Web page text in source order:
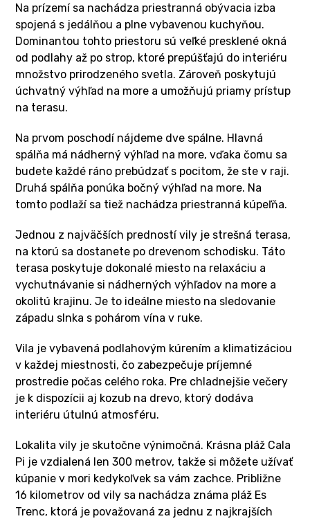
Na prízemí sa nachádza priestranná obývacia izba
spojená s jedálňou a plne vybavenou kuchyňou.
Dominantou tohto priestoru sú veľké presklené okná
od podlahy až po strop, ktoré prepúšťajú do interiéru
množstvo prirodzeného svetla. Zároveň poskytujú
úchvatný výhľad na more a umožňujú priamy prístup
na terasu.
Na prvom poschodí nájdeme dve spálne. Hlavná
spálňa má nádherný výhľad na more, vďaka čomu sa
budete každé ráno prebúdzať s pocitom, že ste v raji.
Druhá spálňa ponúka bočný výhľad na more. Na
tomto podlaží sa tiež nachádza priestranná kúpeľňa.
Jednou z najväčších predností vily je strešná terasa,
na ktorú sa dostanete po drevenom schodisku. Táto
terasa poskytuje dokonalé miesto na relaxáciu a
vychutnávanie si nádherných výhľadov na more a
okolitú krajinu. Je to ideálne miesto na sledovanie
západu slnka s pohárom vína v ruke.
Vila je vybavená podlahovým kúrením a klimatizáciou
v každej miestnosti, čo zabezpečuje príjemné
prostredie počas celého roka. Pre chladnejšie večery
je k dispozícii aj kozub na drevo, ktorý dodáva
interiéru útulnú atmosféru.
Lokalita vily je skutočne výnimočná. Krásna pláž Cala
Pi je vzdialená len 300 metrov, takže si môžete užívať
kúpanie v mori kedykoľvek sa vám zachce. Približne
16 kilometrov od vily sa nachádza známa pláž Es
Trenc, ktorá je považovaná za jednu z najkrajších